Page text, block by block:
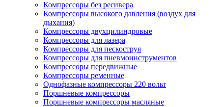
Компрессоры без ресивера
Компрессоры высокого давления (воздух для
дыхания)
Компрессоры двухцилиндровые
Компрессоры для лазера
Компрессоры для пескоструя
Компрессоры для пневмоинструментов
Компрессоры передвижные
Компрессоры ременные
Однофазные компрессоры 220 вольт
Поршневые компрессоры
Поршневые компрессоры масляные